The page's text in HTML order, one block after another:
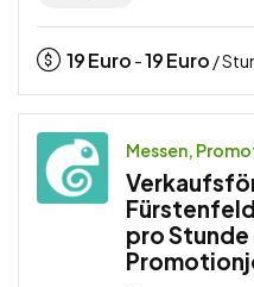
19Euro -19Euro /
Messen,
pro